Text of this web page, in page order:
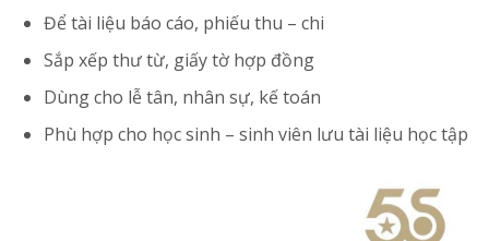
Để tài liệu báo cáo, phiếu thu – chi
Sắp xếp thư từ, giấy tờ hợp đồng
Dùng cho lễ tân, nhân sự, kế toán
Phù hợp cho học sinh – sinh viên lưu tài liệu học tập